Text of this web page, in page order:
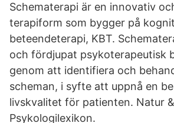
Schematerapi är en innovativ
terapiform som bygger på
beteendeterapi, KBT.
och fördjupat psykoterapeutisk
genom att identifiera och
scheman, i syfte att uppnå en
livskvalitet för patienten. Natur
Psykologilexikon.